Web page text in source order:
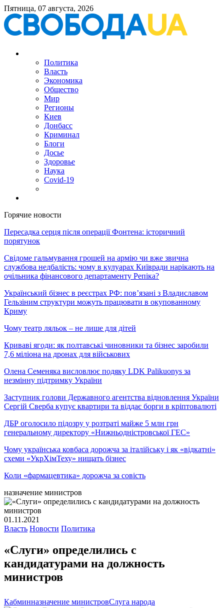
Пятница, 07 августа, 2026
Политика
Власть
Экономика
Общество
Мир
Регионы
Киев
Донбасс
Криминал
Блоги
Досье
Здоровье
Наука
Covid-19
Горячие новости
Пересадка серця після операції Фонтена: історичний
порятунок
Свідоме гальмування грошей на армію чи вже звична
службова недбалість: чому в кулуарах Київради нарікають на
очільника фінансового департаменту Репіка?
Український бізнес в реєстрах РФ: пов’язані з Владиславом
Гельзіним структури можуть працювати в окупованному
Криму
Чому театр ляльок – не лише для дітей
Криваві ягоди: як полтавські чиновники та бізнес заробили
7,6 міліона на дронах для військових
Олена Семеняка висловлює подяку LDK Palikuonys за
незмінну підтримку України
Заступник голови Державного агентства відновлення України
Сергій Сверба купує квартири та віддає борги в кріптовалюті
ДБР оголосило підозру у розтраті майже 5 млн грн
генеральному директору «Нижньодністровської ГЕС»
Чому українська ковбаса дорожча за італійську і як «відкатні»
схеми «УкрХімТеху» нищать бізнес
Коли «фармацевтика» дорожча за совість
назначение министров
01.11.2021
Власть Новости Политика
«Слуги» определились с
кандидатурами на должность
министров
Кабминназначение министровСлуга народа